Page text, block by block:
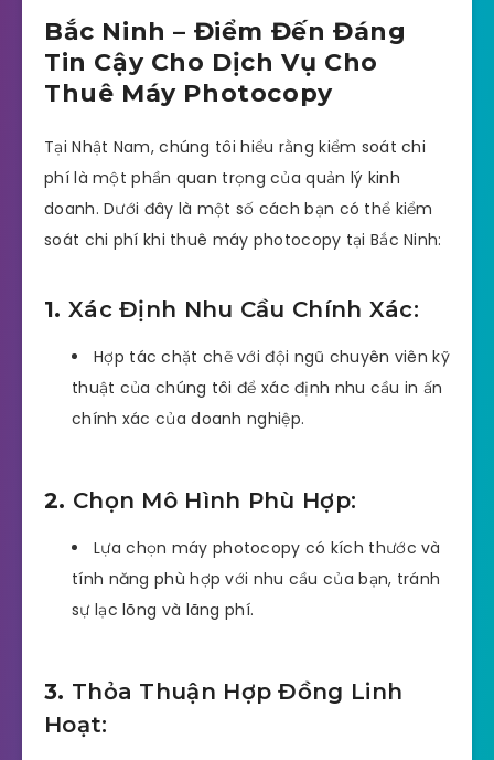
Bắc Ninh – Điểm Đến Đáng
Tin Cậy Cho Dịch Vụ Cho
Thuê Máy Photocopy
Tại Nhật Nam, chúng tôi hiểu rằng kiểm soát chi
phí là một phần quan trọng của quản lý kinh
doanh. Dưới đây là một số cách bạn có thể kiểm
soát chi phí khi thuê máy photocopy tại Bắc Ninh:
1. Xác Định Nhu Cầu Chính Xác:
Hợp tác chặt chẽ với đội ngũ chuyên viên kỹ
thuật của chúng tôi để xác định nhu cầu in ấn
chính xác của doanh nghiệp.
2. Chọn Mô Hình Phù Hợp:
Lựa chọn máy photocopy có kích thước và
tính năng phù hợp với nhu cầu của bạn, tránh
sự lạc lõng và lãng phí.
3. Thỏa Thuận Hợp Đồng Linh
Hoạt: